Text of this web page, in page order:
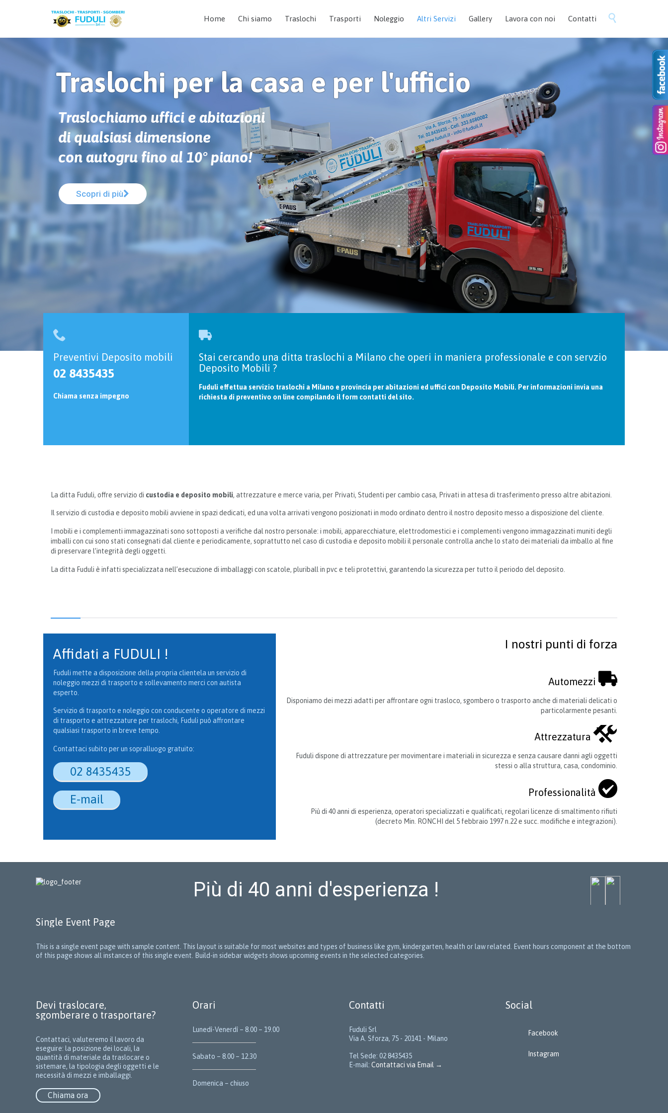
Skip
Home Chi siamo Traslochi Trasporti Noleggio Altri Servizi Gallery Lavora con noi Contatti 
Traslochi per la casa e per l'ufficio
Traslochiamo uffici e abitazioni
di qualsiasi dimensione
con autogru fino al 10° piano!
Scopri di più

Preventivi Deposito mobili
02 8435435
Chiama senza impegno

Stai cercando una ditta traslochi a Milano che operi in maniera professionale e con servzio
Deposito Mobili ?
Fuduli effettua servizio traslochi a Milano e provincia per abitazioni ed uffici con Deposito Mobili. Per informazioni invia una
richiesta di preventivo on line compilando il form contatti del sito.
La ditta Fuduli, offre servizio di custodia e deposito mobili, attrezzature e merce varia, per Privati, Studenti per cambio casa, Privati in attesa di trasferimento presso altre abitazioni.
Il servizio di custodia e deposito mobili avviene in spazi dedicati, ed una volta arrivati vengono posizionati in modo ordinato dentro il nostro deposito messo a disposizione del cliente.
I mobili e i complementi immagazzinati sono sottoposti a verifiche dal nostro personale: i mobili, apparecchiature, elettrodomestici e i complementi vengono immagazzinati muniti degli
imballi con cui sono stati consegnati dal cliente e periodicamente, soprattutto nel caso di custodia e deposito mobili il personale controlla anche lo stato dei materiali da imballo al fine
di preservare l’integrità degli oggetti.
La ditta Fuduli è infatti specializzata nell’esecuzione di imballaggi con scatole, pluriball in pvc e teli protettivi, garantendo la sicurezza per tutto il periodo del deposito.
Affidati a FUDULI !
Fuduli mette a disposizione della propria clientela un servizio di
noleggio mezzi di trasporto e sollevamento merci con autista
esperto.
Servizio di trasporto e noleggio con conducente o operatore di mezzi
di trasporto e attrezzature per traslochi, Fuduli può affrontare
qualsiasi trasporto in breve tempo.
Contattaci subito per un sopralluogo gratuito:
02 8435435
E-mail
I nostri punti di forza
Automezzi 
Disponiamo dei mezzi adatti per affrontare ogni trasloco, sgombero o trasporto anche di materiali delicati o
particolarmente pesanti.
Attrezzatura
Fuduli dispone di attrezzature per movimentare i materiali in sicurezza e senza causare danni agli oggetti
stessi o alla struttura, casa, condominio.
Professionalità 
Più di 40 anni di esperienza, operatori specializzati e qualificati, regolari licenze di smaltimento rifiuti
(decreto Min. RONCHI del 5 febbraio 1997 n.22 e succ. modifiche e integrazioni).
Più di 40 anni d'esperienza !
Single Event Page
This is a single event page with sample content. This layout is suitable for most websites and types of business like gym, kindergarten, health or law related. Event hours component at the bottom
of this page shows all instances of this single event. Build-in sidebar widgets shows upcoming events in the selected categories.
Devi traslocare,
sgomberare o trasportare?
Contattaci, valuteremo il lavoro da
eseguire: la posizione dei locali, la
quantità di materiale da traslocare o
sistemare, la tipologia degli oggetti e le
necessità di mezzi e imballaggi.
Chiama ora
Orari
Lunedì-Venerdì – 8.00 – 19.00
Sabato – 8.00 – 12.30
Domenica – chiuso
Contatti
Fuduli Srl
Via A. Sforza, 75 - 20141 - Milano
Tel Sede: 02 8435435
E-mail: Contattaci via Email →
Social
Facebook
Instagram